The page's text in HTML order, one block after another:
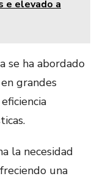
e elevado a
se ha abordado
grandes
la necesidad
una